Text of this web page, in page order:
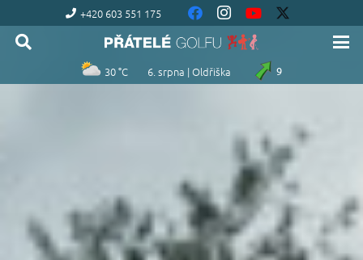
+420 603 551 175
30 °C 6. srpna | Oldřiška 9